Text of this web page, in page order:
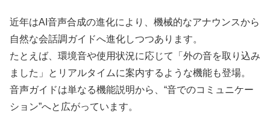
近年はAI音声合成の進化により、機械的なアナウンスから
自然な会話調ガイドへ進化しつつあります。
たとえば、環境音や使用状況に応じて「外の音を取り込み
ました」とリアルタイムに案内するような機能も登場。
音声ガイドは単なる機能説明から、“音でのコミュニケー
ション”へと広がっています。